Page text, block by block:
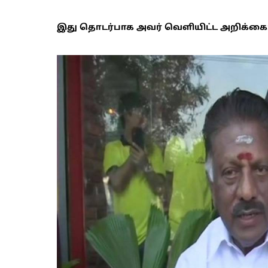
இது தொடர்பாக அவர் வெளியிட்ட